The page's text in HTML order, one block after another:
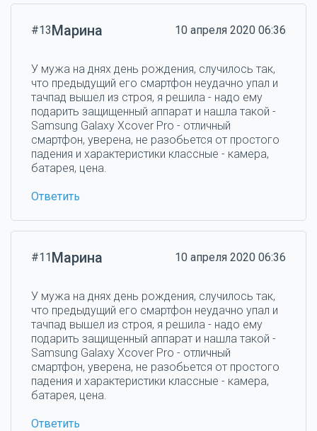
#13Марина 10 апреля 2020 06:36
У мужа на днях день рождения, случилось так,
что предыдущий его смартфон неудачно упал и
тачпад вышел из строя, я решила - надо ему
подарить защищенный аппарат и нашла такой -
Samsung Galaxy Xcover Pro - отличный
смартфон, уверена, не разобьется от простого
падения и характеристики классные - камера,
батарея, цена.
Ответить
#11Марина 10 апреля 2020 06:36
У мужа на днях день рождения, случилось так,
что предыдущий его смартфон неудачно упал и
тачпад вышел из строя, я решила - надо ему
подарить защищенный аппарат и нашла такой -
Samsung Galaxy Xcover Pro - отличный
смартфон, уверена, не разобьется от простого
падения и характеристики классные - камера,
батарея, цена.
Ответить